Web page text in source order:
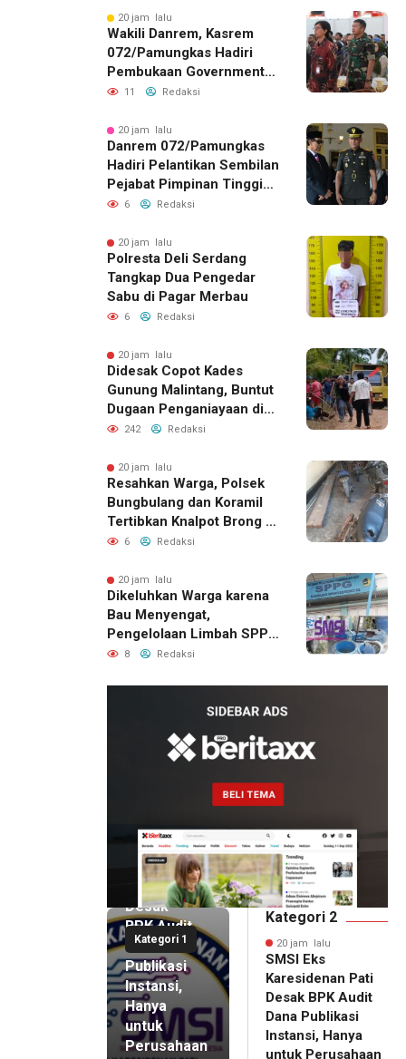
ISTIMEWA
20 jam lalu
Wakili Danrem, Kasrem
072/Pamungkas Hadiri
Pembukaan Government
Procurement Forum &
11 Redaksi
20 jam lalu
Danrem 072/Pamungkas
Hadiri Pelantikan Sembilan
Pejabat Pimpinan Tinggi
Pratama Pemda DIY
6 Redaksi
20 jam lalu
Polresta Deli Serdang
Tangkap Dua Pengedar
Sabu di Pagar Merbau
6 Redaksi
20 jam lalu
Didesak Copot Kades
Gunung Malintang, Buntut
Dugaan Penganiayaan di
Dusun Balakka Padang
242 Redaksi
20 jam lalu
Resahkan Warga, Polsek
Bungbulang dan Koramil
Tertibkan Knalpot Brong di
Jalan Raya
6 Redaksi
20 jam lalu
Dikeluhkan Warga karena
Bau Menyengat,
Pengelolaan Limbah SPPG
Bandung Wonosegoro 2 di
8 Redaksi
Kategori 1
20 jam lalu
SMSI Eks
Karesidenan
Pati
Desak
BPK Audit
Dana
Publikasi
Instansi,
Hanya
untuk
Perusahaan
Kategori 2
20 jam lalu
SMSI Eks
Karesidenan Pati
Desak BPK Audit
Dana Publikasi
Instansi, Hanya
untuk Perusahaan